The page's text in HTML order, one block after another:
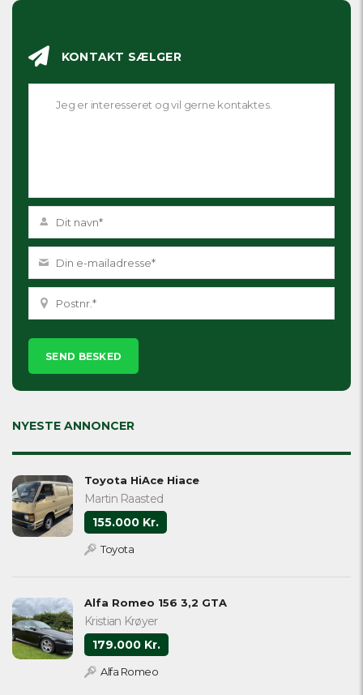
KONTAKT SÆLGER
Please
leave
empty.
NYESTE ANNONCER
Toyota HiAce Hiace
Martin Raasted
155.000 Kr.
Toyota
Alfa Romeo 156 3,2 GTA
Kristian Krøyer
179.000 Kr.
Alfa Romeo